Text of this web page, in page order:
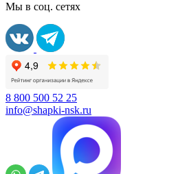
Мы в соц. сетях
8 800 500 52 25
info@shapki-nsk.ru